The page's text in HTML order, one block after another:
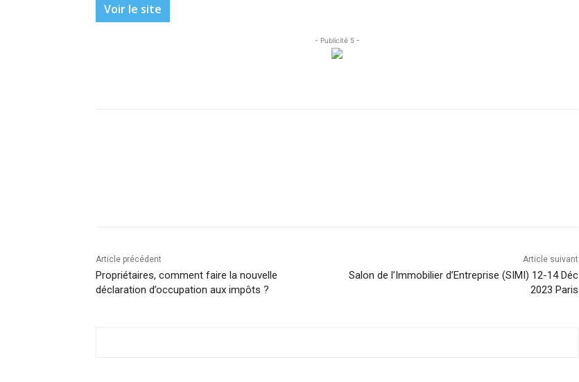
Voir le site
- Publicité 5 -
Article précédent
Propriétaires, comment faire la nouvelle
déclaration d’occupation aux impôts ?
Article suivant
Salon de l’Immobilier d’Entreprise (SIMI) 12-14 Déc
2023 Paris